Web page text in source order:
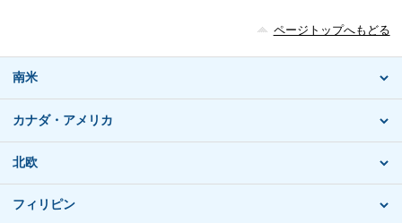
ページトップへもどる
南米
カナダ・アメリカ
北欧
フィリピン